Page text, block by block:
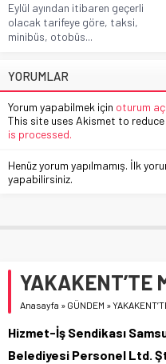
Eylül ayından itibaren geçerli
olacak tarifeye göre, taksi,
minibüs, otobüs...
YORUMLAR
Yorum yapabilmek için oturum
This site uses Akismet to reduce
is processed.
Henüz yorum yapılmamış. İlk
yapabilirsiniz.
YAKAKENT’TE
Anasayfa » GÜNDEM »
Hizmet-İş Sendikası
Belediyesi Personel Ltd.